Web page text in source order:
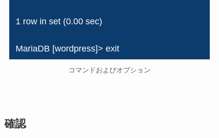
1 row in set (0.00 sec)
MariaDB [wordpress]> exit
コマンドおよびオプション
確認